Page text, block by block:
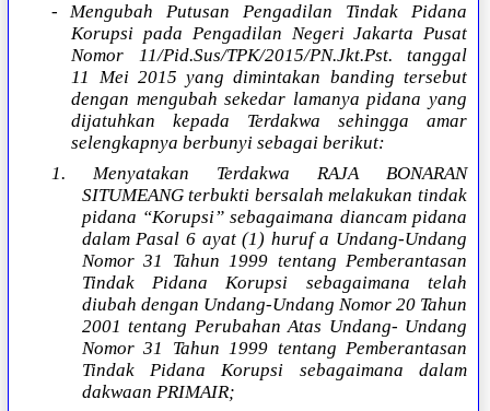
- Mengubah Putusan Pengadilan Tindak Pidana
Korupsi pada Pengadilan Negeri Jakarta Pusat
Nomor 11/Pid.Sus/TPK/2015/PN.Jkt.Pst. tanggal
11 Mei 2015 yang dimintakan banding tersebut
dengan mengubah sekedar lamanya pidana yang
dijatuhkan kepada Terdakwa sehingga amar
selengkapnya berbunyi sebagai berikut:
1. Menyatakan Terdakwa RAJA BONARAN
SITUMEANG terbukti bersalah melakukan tindak
pidana “Korupsi” sebagaimana diancam pidana
dalam Pasal 6 ayat (1) huruf a Undang-Undang
Nomor 31 Tahun 1999 tentang Pemberantasan
Tindak Pidana Korupsi sebagaimana telah
diubah dengan Undang-Undang Nomor 20 Tahun
2001 tentang Perubahan Atas Undang- Undang
Nomor 31 Tahun 1999 tentang Pemberantasan
Tindak Pidana Korupsi sebagaimana dalam
dakwaan PRIMAIR;